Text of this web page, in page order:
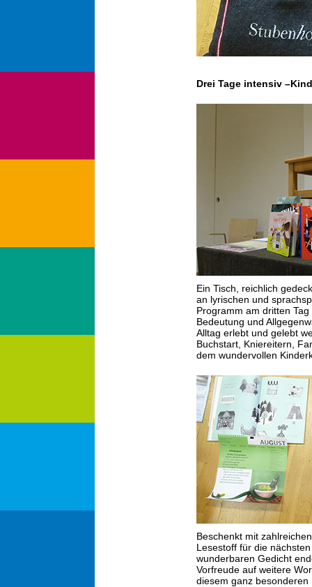
Drei Tage intensiv
Ein Tisch, reichlich
an lyrischen und
Programm am dritten
Bedeutung und
Alltag erlebt und gelebt
Buchstart, Kniereitern,
dem wundervollen
Beschenkt mit
Lesestoff für die
wunderbaren Gedicht
Vorfreude auf weitere
diesem ganz besonderen